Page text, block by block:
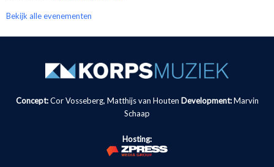
Bekijk alle evenementen
Concept:Cor Vosseberg, Matthijs van Houten Development: Marvin
Schaap
Hosting: